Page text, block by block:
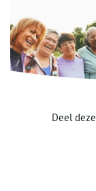
Deel